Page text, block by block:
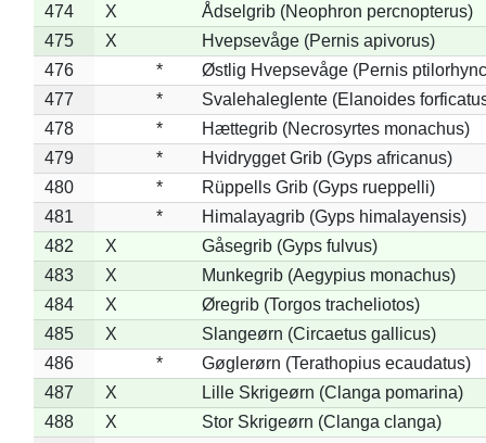
474
X
Ådselgrib (Neophron percnopterus)
475
X
Hvepsevåge (Pernis apivorus)
476
*
Østlig Hvepsevåge (Pernis
477
*
Svalehaleglente (Elanoides
478
*
Hættegrib (Necrosyrtes monachus)
479
*
Hvidrygget Grib (Gyps africanus)
480
*
Rüppells Grib (Gyps rueppelli)
481
*
Himalayagrib (Gyps himalayensis)
482
X
Gåsegrib (Gyps fulvus)
483
X
Munkegrib (Aegypius monachus)
484
X
Øregrib (Torgos tracheliotos)
485
X
Slangeørn (Circaetus gallicus)
486
*
Gøglerørn (Terathopius ecaudatus)
487
X
Lille Skrigeørn (Clanga pomarina)
488
X
Stor Skrigeørn (Clanga clanga)